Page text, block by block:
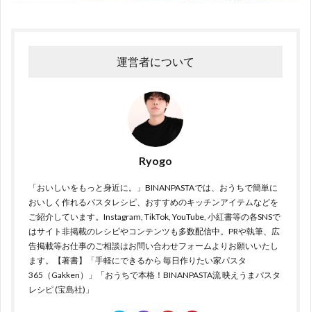
運営者について
Ryogo
「おいしいをもっと身近に。」BINANPASTAでは、おうちで簡単に
おいしく作れるパスタレシピ、おすすめのキッチンアイテムなどを
ご紹介しています。Instagram, TikTok, YouTube, 小紅書等の各SNSで
はサイト非掲載のレシピやコンテンツも多数配信中。PRや執筆、広
告掲載等お仕事のご相談はお問い合わせフォームよりお願いいたし
ます。【著書】「手軽にできるから 毎日作りたい家パスタ
365（Gakken）」「おうちで本格！BINANPASTA流 映えうまパスタ
レシピ (宝島社)」